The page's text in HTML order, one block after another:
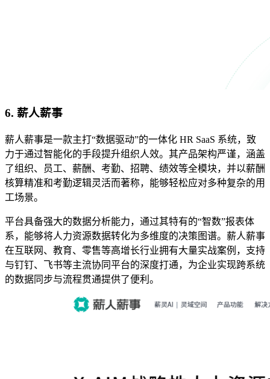
6. 薪人薪事
薪人薪事是一款主打“数据驱动”的一体化 HR SaaS 系统，致
力于通过智能化的手段提升组织人效。其产品架构严谨，涵盖
了组织、员工、薪酬、考勤、招聘、绩效等全模块，并以薪酬
核算精准和考勤逻辑灵活而著称，能够轻松应对多种复杂的用
工场景。
平台具备强大的数据分析能力，通过其特有的“智数”报表体
系，能够将人力资源数据转化为多维度的决策图谱。薪人薪事
在互联网、教育、零售等高增长行业拥有大量实战案例，支持
与钉钉、飞书等主流协同平台的深度打通，为企业实现跨系统
的数据同步与流程贯通提供了便利。